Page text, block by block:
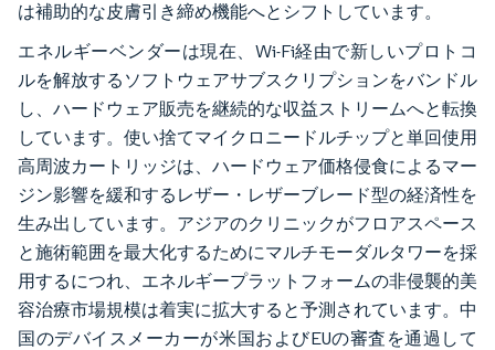
は補助的な皮膚引き締め機能へとシフトしています。
エネルギーベンダーは現在、Wi-Fi経由で新しいプロトコ
ルを解放するソフトウェアサブスクリプションをバンドル
し、ハードウェア販売を継続的な収益ストリームへと転換
しています。使い捨てマイクロニードルチップと単回使用
高周波カートリッジは、ハードウェア価格侵食によるマー
ジン影響を緩和するレザー・レザーブレード型の経済性を
生み出しています。アジアのクリニックがフロアスペース
と施術範囲を最大化するためにマルチモーダルタワーを採
用するにつれ、エネルギープラットフォームの非侵襲的美
容治療市場規模は着実に拡大すると予測されています。中
国のデバイスメーカーが米国およびEUの審査を通過して